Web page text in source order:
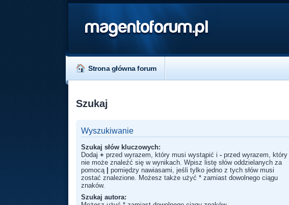
magentoforum.pl
Strona główna forum
Szukaj
Wyszukiwanie
Szukaj słów kluczowych:
Dodaj+ przed wyrazem, który musi wystąpić i- przed wyrazem, który
nie może znaleźć się w wynikach. Wpisz listę słów oddzielanych za
pomocą
pomiędzy nawiasami, jeśli tylko jedno z tych słów musi
zostać znalezione. Możesz także użyć * zamiast dowolnego ciągu
znaków.
Szukaj autora: